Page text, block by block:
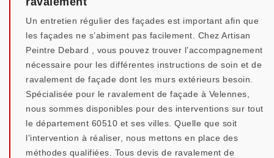
Un entretien régulier des façades est important afin que
les façades ne s’abiment pas facilement. Chez Artisan
Peintre Debard , vous pouvez trouver l’accompagnement
nécessaire pour les différentes instructions de soin et de
ravalement de façade dont les murs extérieurs besoin.
Spécialisée pour le ravalement de façade à Velennes,
nous sommes disponibles pour des interventions sur tout
le département 60510 et ses villes. Quelle que soit
l’intervention à réaliser, nous mettons en place des
méthodes qualifiées. Tous devis de ravalement de